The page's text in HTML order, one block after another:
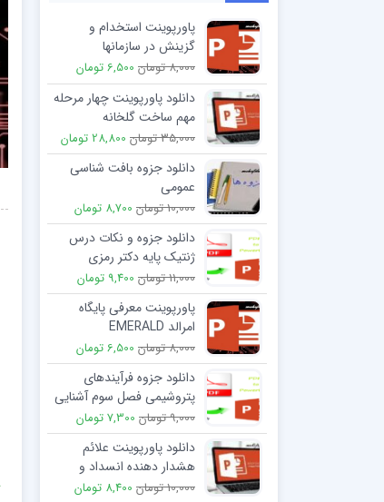
پاورپوینت استخدام و
گزینش در سازمانها
8,000 تومان 6,500 تومان
دانلود پاورپوینت چهار مرحله
مهم ساخت گلخانه
35,000 تومان 28,800 تومان
دانلود جزوه بافت شناسی
عمومی
10,000 تومان 8,700 تومان
دانلود جزوه و نکات درس
ژنتیک پایه دکتر رمزی
11,000 تومان 9,400 تومان
پاورپوینت معرفی پایگاه
امرالد EMERALD
8,000 تومان 6,500 تومان
دانلود جزوه فرآیندهای
پتروشیمی فصل سوم آشنایی
با کاتالیزورها و راکتورهای
صنعتی
9,000 تومان 7,300 تومان
دانلود پاورپوینت علائم
هشدار دهنده انسداد و
تنگی عروق و نحوه درمان آن
10,000 تومان 8,400 تومان